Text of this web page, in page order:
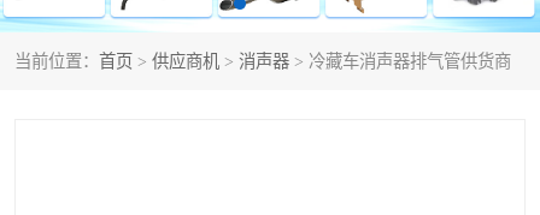
当前位置： 首页 > 供应商机 > 消声器 > 冷藏车消声器排气管供货商